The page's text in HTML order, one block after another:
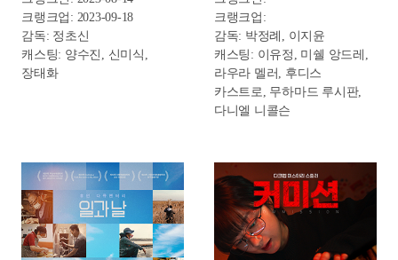
개봉일: 2025-07-16
장르: 다큐멘터리
제작연도: 2024년
크랭크인:
크랭크업:
개봉일: 2025-07-16
장르: 미스터리/스릴러
제작연도: 2023년
크랭크인: 2023-11-20
크랭크업: 2024
감독: 신재민
캐스팅: 김현수, 김용지,